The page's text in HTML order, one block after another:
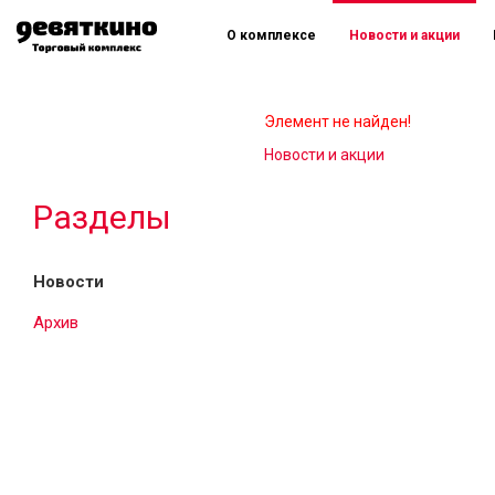
Разделы
Новости
Архив
О комплексе Новости и акции
Элемент не найден!
Новости и акции